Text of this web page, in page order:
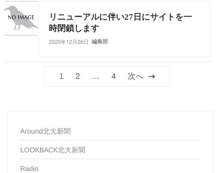
リニューアルに伴い27日にサイトを一
時閉鎖します
編集部
2020年12月26日
1 2 … 4 次へ
Around北大新聞
LOOKBACK北大新聞
Radio